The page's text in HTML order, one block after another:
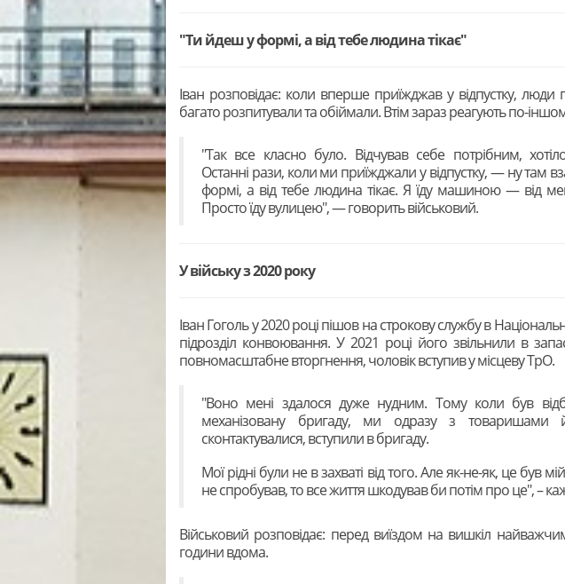
"Ти йдеш у формі, а від тебе людина тікає"
Іван розповідає: коли вперше приїжджав у відпустку, люди
багато розпитували та обіймали. Втім зараз реагують по-
"Так все класно було. Відчував себе потрібним,
Останні рази, коли ми приїжджали у відпустку, — ну там
формі, а від тебе людина тікає. Я їду машиною — від
Просто їду вулицею", — говорить військовий.
У війську з 2020 року
Іван Гоголь у 2020 році пішов на строкову службу в
підрозділ конвоювання. У 2021 році його звільнили в
повномасштабне вторгнення, чоловік вступив у місцеву ТрО.
"Воно мені здалося дуже нудним. Тому коли був
механізовану бригаду, ми одразу з товаришами
сконтактувалися, вступили в бригаду.
Мої рідні були не в захваті від того. Але як-не-як, це був
не спробував, то все життя шкодував би потім про це", –
Військовий розповідає: перед виїздом на вишкіл
години вдома.